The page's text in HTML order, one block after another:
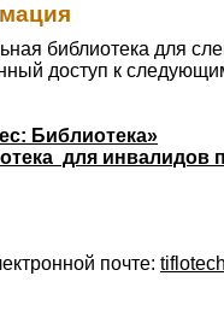
библиотека для
доступ к
Библиотека»
для инвалидов
почте: